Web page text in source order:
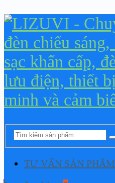
TƯ VẤN SẢN PHẨM